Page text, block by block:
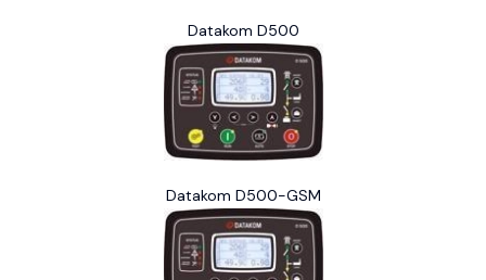
Datakom D500
Datakom D500-GSM